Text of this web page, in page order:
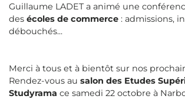
Guillaume LADET a animé une
des écoles de commerce : admissions,
débouchés...
Merci à tous et à bientôt sur nos
Rendez-vous au salon des Etudes
Studyrama ce samedi 22 octobre à